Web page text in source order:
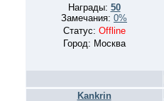
Награды: 50
Замечания: 0%
Статус: Offline
Город: Москва
Kankrin